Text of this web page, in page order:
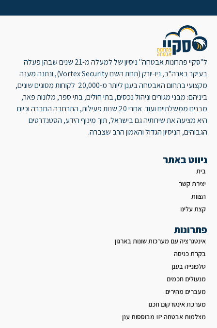
ל"סקיי פתרונות אבטחה" ניסיון של למעלה מ-21 שנים שבהן פעלה
בעיקר בארה"ב, ניו-יורק (תחת השם Vortex Security), ונתנה מענה
מקצועי בתחום האבטחה בענן ליותר מ-20,000 לקוחות מסוגים שונים,
ביניהם: מבני מגורים וניהול נכסים, בתי חולים, בתי ספר, מלונות פאר,
מבנים ממשלתיים ועוד. אחרי 20 שנות פעילות, התרחבה החברה וכיום
היא מציעה את שירותיה גם בישראל, תוך מינוף הידע, הסטנדרטים
הגבוהים, הניסיון הגדול והאמון הרב שצברה.
ניווט באתר
בית
יצירת קשר
הצוות
קצת עלינו
פתרונות
אינטגרציה עם מערכות שונות בארגון
בקרת כניסה
טלפונייה בענן
מנעולים חכמים
מעברים מהירים
מערכת אינטרקום חכם
מצלמות אבטחה IP מבוססות ענן